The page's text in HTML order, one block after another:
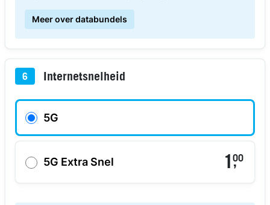
Meer over databundels
6 Internetsnelheid
5G
5G Extra Snel 1 ,
00